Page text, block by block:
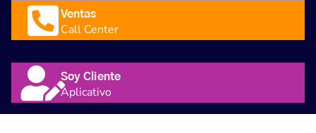
Ventas
Call Center
Soy Cliente
Aplicativo